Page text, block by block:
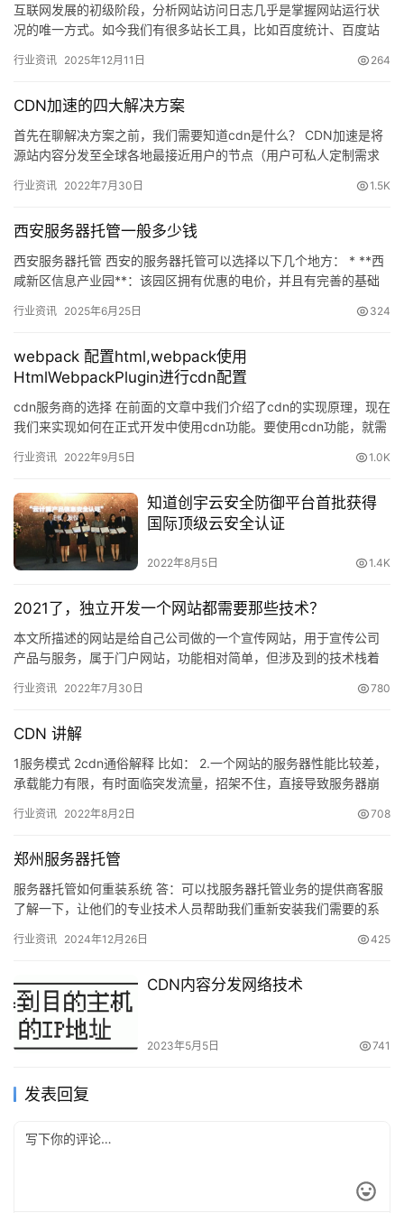
互联网发展的初级阶段，分析网站访问日志几乎是掌握网站运行状
况的唯一方式。如今我们有很多站长工具，比如百度统计、百度站
以分析…
行业资讯 2025年12月11日 264
CDN加速的四大解决方案
首先在聊解决方案之前，我们需要知道cdn是什么？ CDN加速是将
源站内容分发至全球各地最接近用户的节点（用户可私人定制需求
行业资讯 2022年7月30日 1.5K
西安服务器托管一般多少钱
西安服务器托管 西安的服务器托管可以选择以下几个地方： * **西
咸新区信息产业园**：该园区拥有优惠的电价，并且有完善的基础
行业资讯 2025年6月25日 324
webpack 配置html,webpack使用
HtmlWebpackPlugin进行cdn配置
cdn服务商的选择 在前面的文章中我们介绍了cdn的实现原理，现在
我们来实现如何在正式开发中使用cdn功能。要使用cdn功能，就需
行业资讯 2022年9月5日 1.0K
知道创宇云安全防御平台首批获得
国际顶级云安全认证
2022年8月5日 1.4K
2021了，独立开发一个网站都需要那些技术？
本文所描述的网站是给自己公司做的一个宣传网站，用于宣传公司
产品与服务，属于门户网站，功能相对简单，但涉及到的技术栈着
行业资讯 2022年7月30日 780
CDN 讲解
1服务模式 2cdn通俗解释 比如： 2.一个网站的服务器性能比较差，
承载能力有限，有时面临突发流量，招架不住，直接导致服务器崩
行业资讯 2022年8月2日 708
郑州服务器托管
服务器托管如何重装系统 答：可以找服务器托管业务的提供商客服
了解一下，让他们的专业技术人员帮助我们重新安装我们需要的系
控制…
行业资讯 2024年12月26日 425
CDN内容分发网络技术
2023年5月5日 741
发表回复